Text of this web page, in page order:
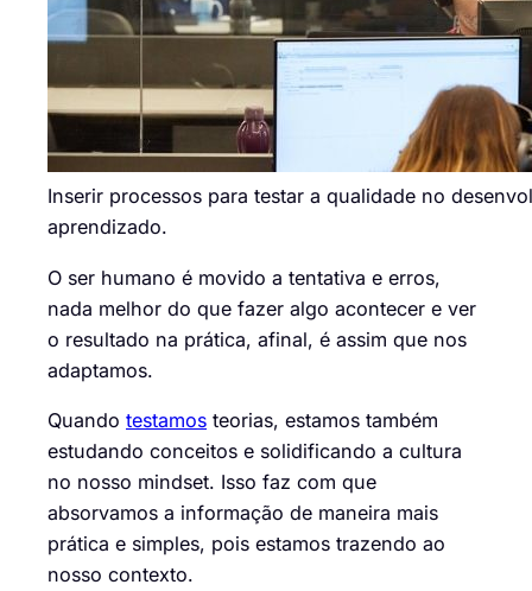
Inserir processos para testar a qualidade no
aprendizado.
O ser humano é movido a tentativa e erros,
nada melhor do que fazer algo acontecer e ver
o resultado na prática, afinal, é assim que nos
adaptamos.
Quando testamos teorias, estamos também
estudando conceitos e solidificando a cultura
no nosso mindset. Isso faz com que
absorvamos a informação de maneira mais
prática e simples, pois estamos trazendo ao
nosso contexto.